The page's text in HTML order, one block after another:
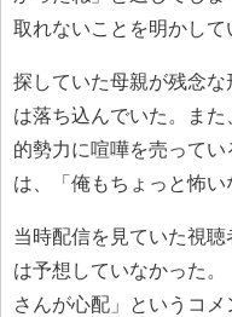
取れないことを明かして
探していた母親が残念
は落ち込んでいた。ま
的勢力に喧嘩を売って
は、「俺もちょっと怖い
当時配信を見ていた視
は予想していなかった
さんが心配」というコメ